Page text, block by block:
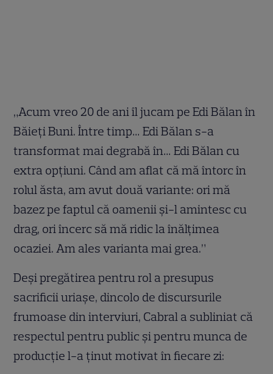
„Acum vreo 20 de ani îl jucam pe Edi Bălan în
Băieți Buni. Între timp… Edi Bălan s-a
transformat mai degrabă în… Edi Bălan cu
extra opțiuni. Când am aflat că mă întorc în
rolul ăsta, am avut două variante: ori mă
bazez pe faptul că oamenii și-l amintesc cu
drag, ori încerc să mă ridic la înălțimea
ocaziei. Am ales varianta mai grea.”
Deși pregătirea pentru rol a presupus
sacrificii uriașe, dincolo de discursurile
frumoase din interviuri, Cabral a subliniat că
respectul pentru public și pentru munca de
producție l-a ținut motivat în fiecare zi: